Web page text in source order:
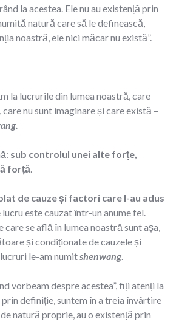
la acestea. Ele nu au existență prin
natură care să le definească,
noastră, ele nici măcar nu există”.
la lucrurile din lumea noastră, care
nu sunt imaginare și care există –
sub controlul unei alte forțe,
forță.
de cauze și factori care l-au adus
lucru este cauzat într-un anume fel.
care se află în lumea noastră sunt așa,
și condiționate de cauzele și
le-am numitshenwang.
vorbeam despre acestea”, fiți atenți la
definiție, suntem în a treia învârtire
natură proprie, au o existență prin